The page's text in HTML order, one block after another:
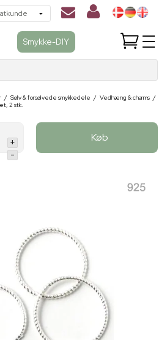
Smykke-DIY
/ Sølv & forsølvede smykkedele / Vedhæng & charms /
2 stk.
+
-
Køb